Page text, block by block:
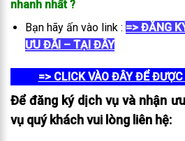
nhanh nhất?
Bạn hãy ấn vào link : => ĐĂNG
ƯU ĐÃI – TẠI ĐÂY
=> CLICK VÀO ĐÂY ĐỂ ĐƯỢC
Để đăng ký dịch vụ và nhận
vụ quý khách vui lòng liên hệ: